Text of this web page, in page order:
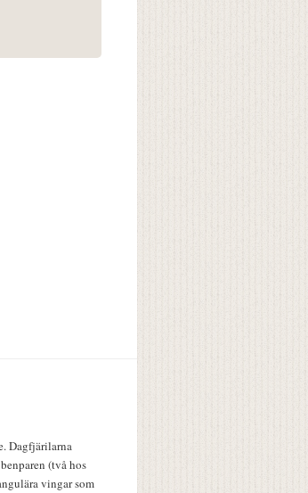
Dagfjärilarna
(två hos
vingar som